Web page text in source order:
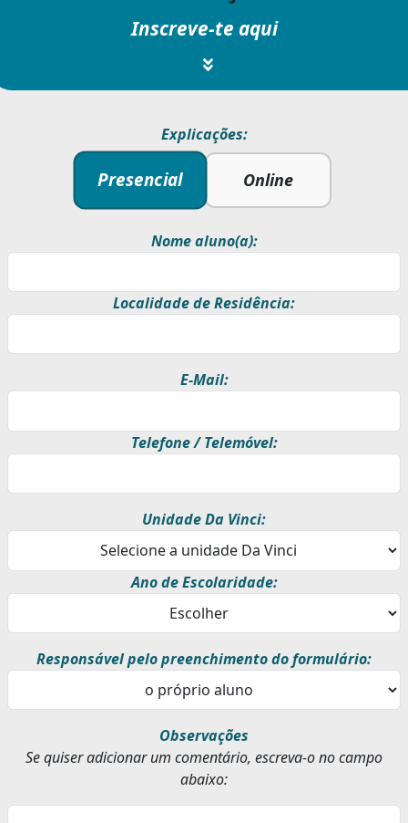
Inscreve-te aqui
Explicações:
Presencial Online
Nome aluno(a):
Localidade de Residência:
E-Mail:
Telefone / Telemóvel:
Unidade Da Vinci:
Ano de Escolaridade:
Responsável pelo preenchimento do formulário:
Observações
Se quiser adicionar um comentário, escreva-o no campo
abaixo: